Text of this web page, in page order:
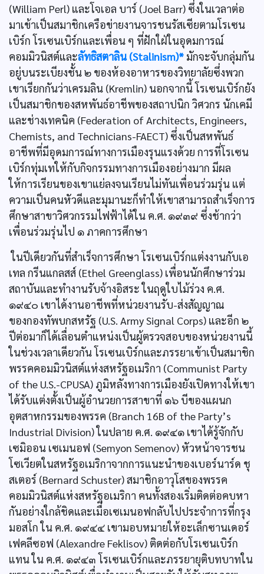
(William Perl) และโจเอล บาร์ (Joel Barr) ซึ่งในเวลาต่อ
มาเข้าเป็นสมาชิกเครือข่ายงานจารชนรัสเซียตามโรเซน
เบิร์ก โรเซนเบิร์กและเพื่อน ๆ ที่ฝักใฝ่ในอุดมการณ์
คอมมิวนิสต์และลัทธิสตาลิน (Stalinism)* มักจะจับกลุ่มกัน
อยู่บนระเบียงชั้น ๒ ของห้องอาหารของวิทยาลัยซึ่งพวก
เขาเรียกกันว่าเครมลิน (Kremlin) นอกจากนี้ โรเซนเบิร์กยัง
เป็นสมาชิกของสหพันธ์อาชีพของสถาปนิก วิศวกร นักเคมี
และช่างเทคนิค (Federation of Architects, Engineers,
Chemists, and Technicians-FAECT) ซึ่งเป็นสหพันธ์
อาชีพที่มีอุดมการณ์ทางการเมืองรุนแรงด้วย การที่โรเซน
เบิร์กทุ่มเทให้กับกิจกรรมทางการเมืองอย่างมาก มีผล
ให้การเรียนของเขาแย่ลงจนเรียนไม่ทันเพื่อนร่วมรุ่น แต่
ความเป็นคนหัวดีและมุมานะก็ทำให้เขาสามารถสำเร็จการ
ศึกษาสาขาวิศวกรรมไฟฟ้าได้ใน ค.ศ. ๑๙๓๙ ซึ่งช้ากว่า
เพื่อนร่วมรุ่นไป ๑ ภาคการศึกษา
ในปีเดียวกันที่สำเร็จการศึกษา โรเซนเบิร์กแต่งงานกับเอ
เทล กรีนแกลสส์ (Ethel Greenglass) เพื่อนนักศึกษาร่วม
สถาบันและทำงานรับจ้างอิสระ ในฤดูใบไม้ร่วง ค.ศ.
๑๙๔๐ เขาได้งานอาชีพที่หน่วยงานรับ-ส่งสัญญาณ
ของกองทัพบกสหรัฐ (U.S. Army Signal Corps) และอีก ๒
ปีต่อมาก็ได้เลื่อนตำแหน่งเป็นผู้ตรวจสอบของหน่วยงานนี้
ในช่วงเวลาเดียวกัน โรเซนเบิร์กและภรรยาเข้าเป็นสมาชิก
พรรคคอมมิวนิสต์แห่งสหรัฐอเมริกา (Communist Party
of the U.S.-CPUSA) ภูมิหลังทางการเมืองยังเปิดทางให้เขา
ได้รับแต่งตั้งเป็นผู้อำนวยการสาขาที่ ๑๖ บีของแผนก
อุตสาหกรรมของพรรค (Branch 16B of the Party’s
Industrial Division) ในปลาย ค.ศ. ๑๙๔๑ เขาได้รู้จักกับ
เซมิออน เซเมนอฟ (Semyon Semenov) หัวหน้าจารชน
โซเวียตในสหรัฐอเมริกาจากการแนะนำของเบอร์นาร์ด ชุ
สเตอร์ (Bernard Schuster) สมาชิกอาวุโสของพรรค
คอมมิวนิสต์แห่งสหรัฐอเมริกา คนทั้งสองเริ่มติดต่อคบหา
กันอย่างใกล้ชิดและเมื่อเซเมนอฟกลับไปประจำการที่กรุง
มอสโก ใน ค.ศ. ๑๙๔๔ เขามอบหมายให้อะเล็กซานเดอร์
เฟคลีซอฟ (Alexandre Feklisov) ติดต่อกับโรเซนเบิร์ก
แทน ใน ค.ศ. ๑๙๔๓ โรเซนเบิร์กและภรรยายุติบทบาทใน